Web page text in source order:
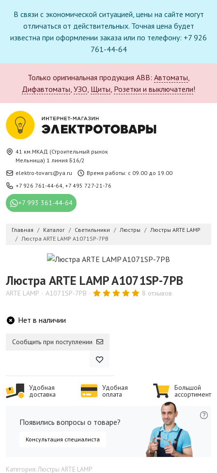
В связи с экономической ситуацией, цены на сайте могут
отличаться от действительных. Точная цена будет
известна при оформлении заказа или по телефону: +7 926
761-44-64
Только оригинальная продукция ABB: Автоматы,
Дифавтоматы, УЗО, Щиты, Розетки и выключатели!
41 км.МКАД (Строительный рынок
Мельница) 1 линия Б16/2
elektro-tovars@ya.ru
Время работы: с 09.00 до 19.00
+7 926 761-44-64, +7 495 727-21-76
+7 993 361-44-64
Главная Каталог Светильники Люстры
Люстры ARTE LAMP
Люстра ARTE LAMP A1071SP-7PB
Люстра ARTE LAMP A1071SP-7PB
ARTE LAMP A1071SP-7PB 8 отзывов
Нет в наличии
Сообщить при поступлении
Удобная
доставка
Удобная
оплата
Большой
ассортимент
Появились вопросы о товаре?
Консультация специалиста
Категория: Люстры ARTE LAMP